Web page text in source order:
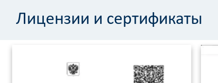
Лицензии и сертификаты